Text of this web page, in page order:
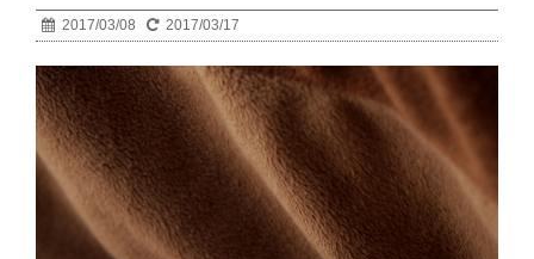
2017/03/08 2017/03/17